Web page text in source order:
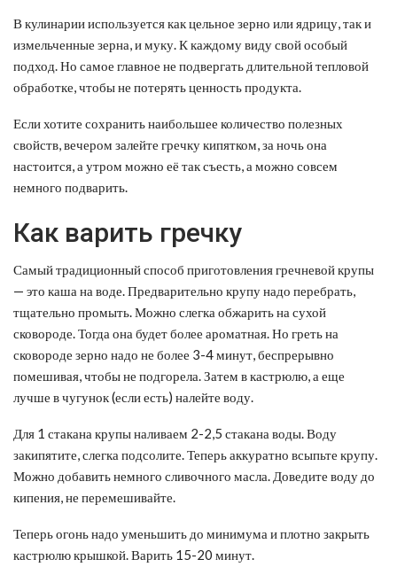
В кулинарии используется как цельное зерно или ядрицу, так и
измельченные зерна, и муку. К каждому виду свой особый
подход. Но самое главное не подвергать длительной тепловой
обработке, чтобы не потерять ценность продукта.
Если хотите сохранить наибольшее количество полезных
свойств, вечером залейте гречку кипятком, за ночь она
настоится, а утром можно её так съесть, а можно совсем
немного подварить.
Как варить гречку
Самый традиционный способ приготовления гречневой крупы
— это каша на воде. Предварительно крупу надо перебрать,
тщательно промыть. Можно слегка обжарить на сухой
сковороде. Тогда она будет более ароматная. Но греть на
сковороде зерно надо не более 3-4 минут, беспрерывно
помешивая, чтобы не подгорела. Затем в кастрюлю, а еще
лучше в чугунок (если есть) налейте воду.
Для 1 стакана крупы наливаем 2-2,5 стакана воды. Воду
закипятите, слегка подсолите. Теперь аккуратно всыпьте крупу.
Можно добавить немного сливочного масла. Доведите воду до
кипения, не перемешивайте.
Теперь огонь надо уменьшить до минимума и плотно закрыть
кастрюлю крышкой. Варить 15-20 минут.